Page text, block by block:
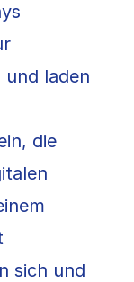
und laden
die
sich und